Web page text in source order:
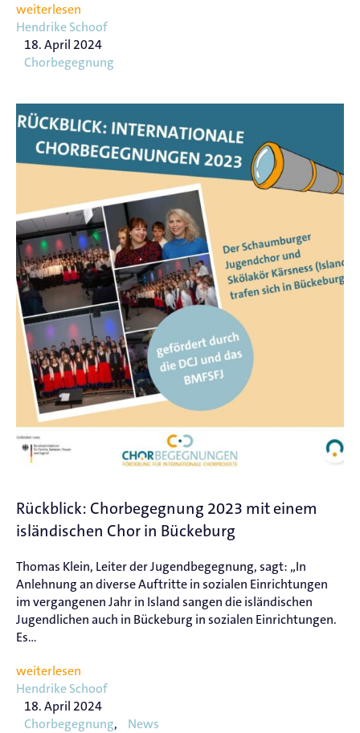
weiterlesen
Hendrike Schoof
18. April 2024
Chorbegegnung
Rückblick: Chorbegegnung 2023 mit einem
isländischen Chor in Bückeburg
Thomas Klein, Leiter der Jugendbegegnung, sagt: „In
Anlehnung an diverse Auftritte in sozialen Einrichtungen
im vergangenen Jahr in Island sangen die isländischen
Jugendlichen auch in Bückeburg in sozialen Einrichtungen.
Es...
weiterlesen
Hendrike Schoof
18. April 2024
Chorbegegnung, News